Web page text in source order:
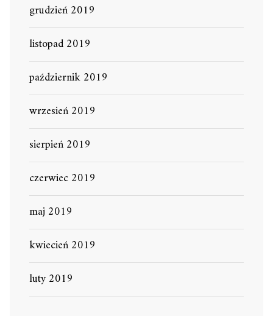
grudzień 2019
listopad 2019
październik 2019
wrzesień 2019
sierpień 2019
czerwiec 2019
maj 2019
kwiecień 2019
luty 2019